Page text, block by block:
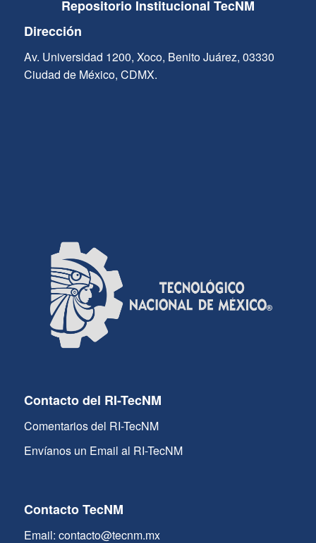
Repositorio Institucional TecNM
Dirección
Av. Universidad 1200, Xoco, Benito Juárez, 03330
Ciudad de México, CDMX.
Contacto del RI-TecNM
Comentarios del RI-TecNM
Envíanos un Email al RI-TecNM
Contacto TecNM
Email: contacto@tecnm.mx